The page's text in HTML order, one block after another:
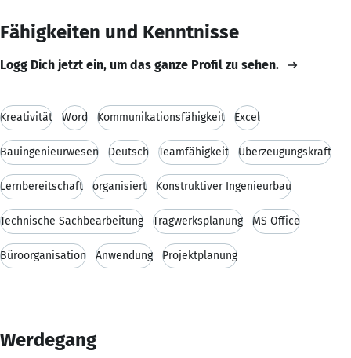
Fähigkeiten und Kenntnisse
Logg Dich jetzt ein, um das ganze Profil zu sehen.
Kreativität Word Kommunikationsfähigkeit Excel
Bauingenieurwesen Deutsch Teamfähigkeit Überzeugungskraft
Lernbereitschaft organisiert Konstruktiver Ingenieurbau
Technische Sachbearbeitung Tragwerksplanung MS Office
Büroorganisation Anwendung Projektplanung
Werdegang